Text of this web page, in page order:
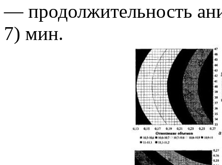
— продолжительность
7) мин.